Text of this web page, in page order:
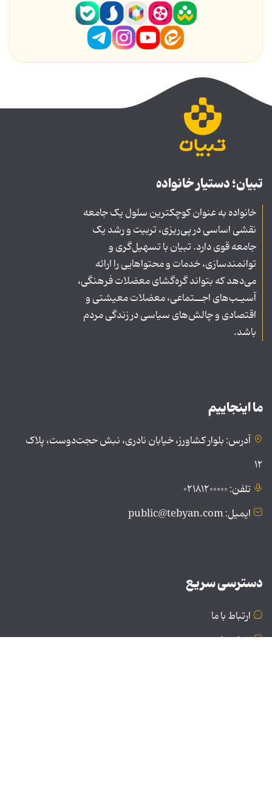
تبیان؛ دستیار خانواده
خانواده به عنوان کوچکترین سلول یک جامعه
نقشی اساسی در پی‌ریزی، تربیت و رشد یک
جامعه قوی دارد. تبیان با تسهیل‌گری و
توانمندسازی، خدمات و محتواهایی را ارائه
می‌دهد که بتواند گره‌گشای معضلات فرهنگی،
آسیـب‌های اجــتماعی، معضلات معیشتی و
اقتصادی و چالش‌های سیاسی در زندگی مردم
باشد.
ما اینجاییم
آدرس: بلوار کشاورز، خیابان نادری، نبش حجت‌دوست، پلاک
۱۲
تلفن: ۰۲۱۸۱۲۰۰۰۰۰
ایمیل: public@tebyan.com
دسترسی سریع
ارتباط با ما
درباره ما